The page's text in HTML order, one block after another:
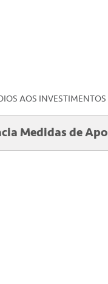
AOS INVESTIMENTOS
Medidas de